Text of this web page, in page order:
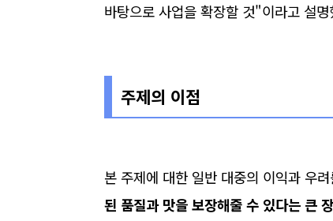
바탕으로 사업을 확장할 것"이라고 설명
주제의 이점
본 주제에 대한 일반 대중의 이익과 우
된 품질과 맛을 보장해줄 수 있다는 큰